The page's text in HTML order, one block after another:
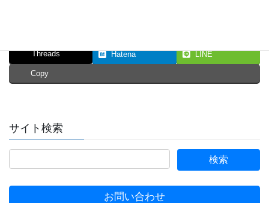
Threads Hatena LINE
Copy
サイト検索
お問い合わせ